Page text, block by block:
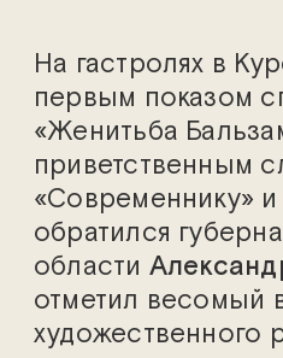
На гастролях в
первым показом
«Женитьба
приветственным
«Современнику» и
обратился
области
отметил весомый
художественного